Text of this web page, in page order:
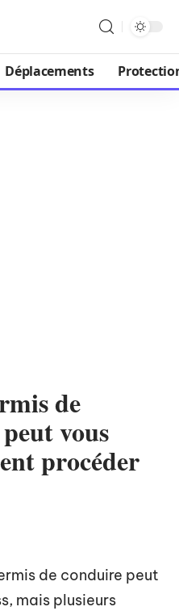
Déplacements
de
vous
procéder
de conduire peut
mais plusieurs